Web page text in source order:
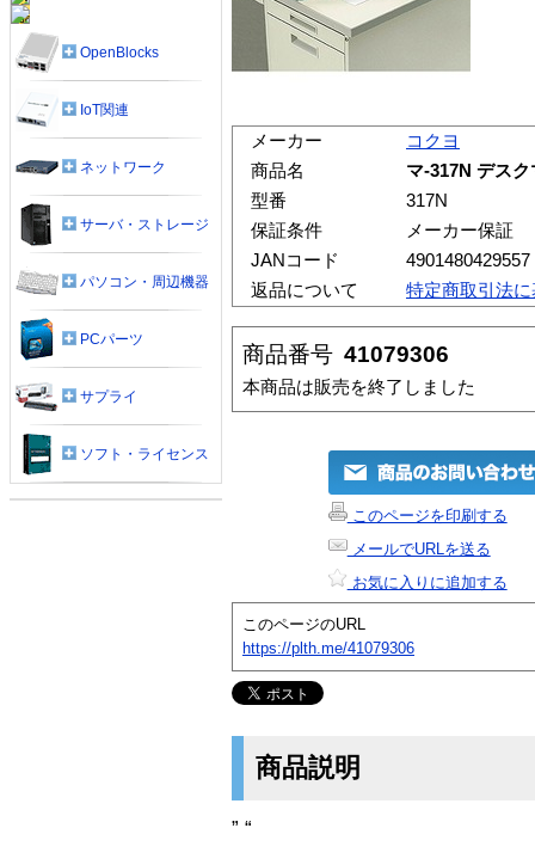
メーカー
コクヨ
商品名
マ-317N デス
型番
317N
保証条件
メーカー保証
JANコード
4901480429557
返品について
特定商取引法
商品番号 41079306
本商品は販売を終了しました
このページを印刷する
メールでURLを送る
お気に入りに追加する
このページのURL
https://plth.me/41079306
商品説明
” “
OpenBlocks
IoT関連
ネットワーク
サーバ・ストレージ
パソコン・周辺機器
PCパーツ
サプライ
ソフト・ライセンス